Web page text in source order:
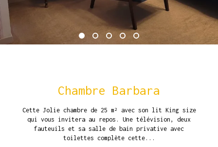
Chambre Barbara
Cette Jolie chambre de 25 m² avec son lit King size
qui vous invitera au repos. Une télévision, deux
fauteuils et sa salle de bain privative avec
toilettes complète cette...